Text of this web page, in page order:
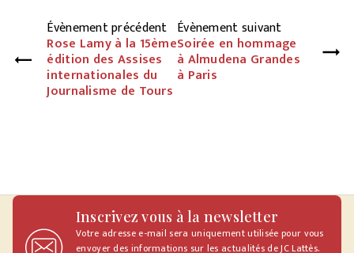
Évènement précédent
Rose Lamy à la 15ème
édition des Assises
internationales du
Journalisme de Tours
Évènement suivant
Soirée en hommage
à Almudena Grandes
à Paris
Inscrivez vous à la newsletter
Votre adresse e-mail sera uniquement utilisée pour vous
envoyer des informations sur les actualités de JC Lattès.